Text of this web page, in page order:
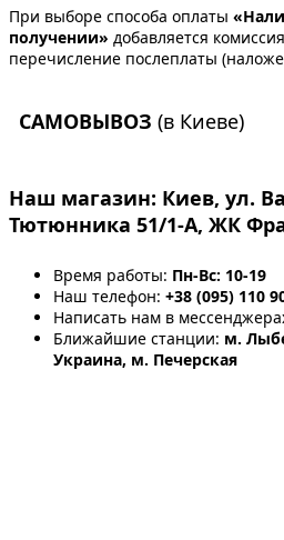
При выборе способа оплаты
получении» добавляется комиссия
перечисление послеплаты
САМОВЫВОЗ (в Киеве)
Наш магазин: Киев, ул.
Тютюнника 51/1-А, ЖК
Время работы: Пн-Вс: 10-19
Наш телефон: +38 (095) 110
Написать нам в
Ближайшие станции: м.
Украина, м. Печерская